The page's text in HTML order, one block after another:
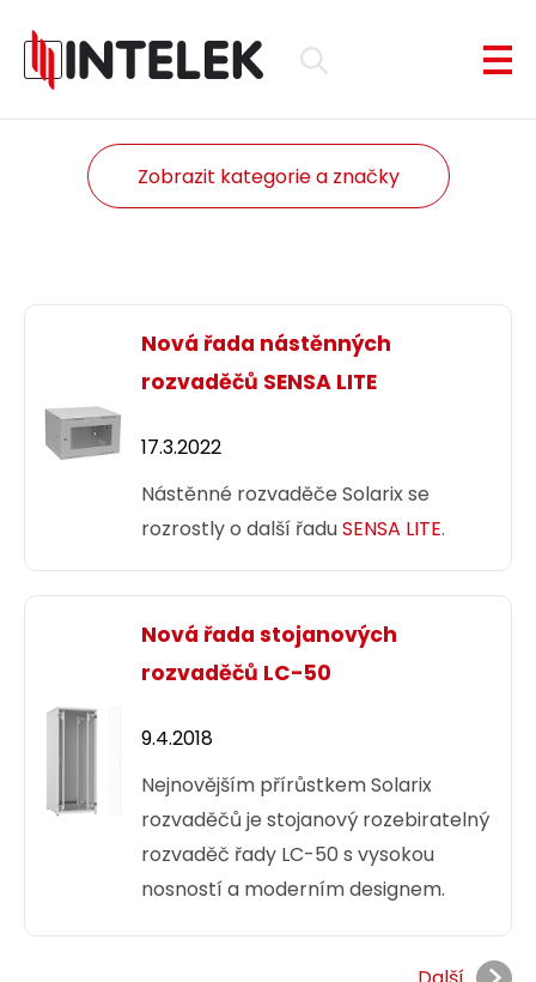
Zobrazit kategorie a značky
Nová řada nástěnných
rozvaděčů SENSA LITE
17.3.2022
Nástěnné rozvaděče Solarix se
rozrostly o další řaduSENSA LITE.
Nová řada stojanových
rozvaděčů LC-50
9.4.2018
Nejnovějším přírůstkem Solarix
rozvaděčů je stojanový rozebiratelný
rozvaděč řady LC-50 s vysokou
nosností a moderním designem.